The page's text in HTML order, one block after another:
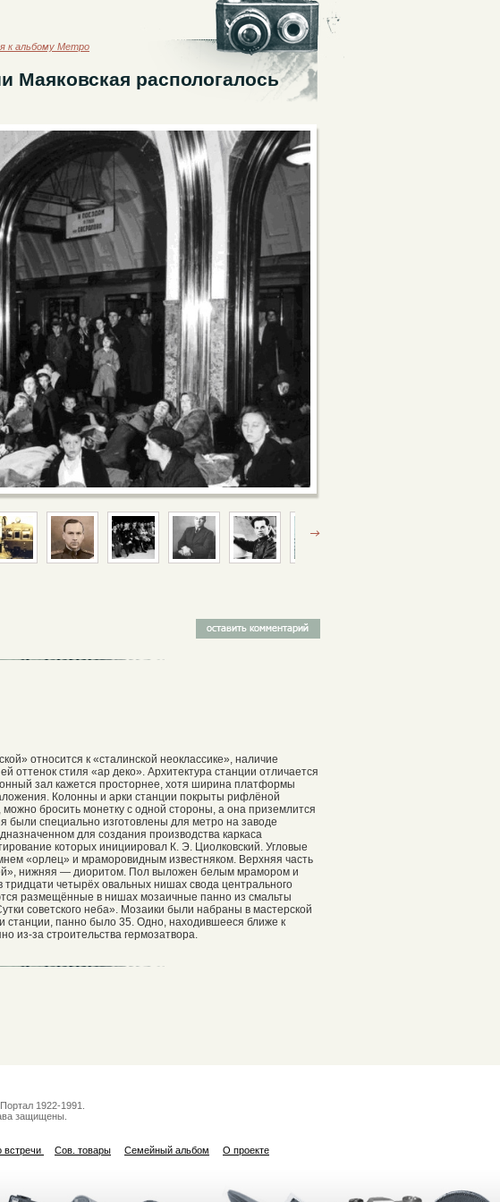
к альбому Метро
Маяковская распологалось
относится к «сталинской неоклассике», наличие
оттенок стиля «ар деко». Архитектура станции отличается
зал кажется просторнее, хотя ширина платформы
Колонны и арки станции покрыты рифлёной
бросить монетку с одной стороны, а она приземлится
были специально изготовлены для метро на заводе
для создания производства каркаса
которых инициировал К. Э. Циолковский. Угловые
«орлец» и мраморовидным известняком. Верхняя часть
нижняя — диоритом. Пол выложен белым мрамором и
четырёх овальных нишах свода центрального
размещённые в нишах мозаичные панно из смальты
советского неба». Мозаики были набраны в мастерской
станции, панно было 35. Одно, находившееся ближе к
из-за строительства гермозатвора.
1922-1991.
защищены.
встречи Сов. товары Семейный альбом О проекте